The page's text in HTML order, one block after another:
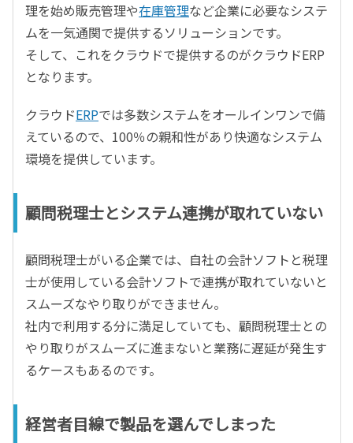
理を始め販売管理や在庫管理など企業に必要なシステ
ムを一気通関で提供するソリューションです。
そして、これをクラウドで提供するのがクラウドERP
となります。
クラウドERPでは多数システムをオールインワンで備
えているので、100％の親和性があり快適なシステム
環境を提供しています。
顧問税理士とシステム連携が取れていない
顧問税理士がいる企業では、自社の会計ソフトと税理
士が使用している会計ソフトで連携が取れていないと
スムーズなやり取りができません。
社内で利用する分に満足していても、顧問税理士との
やり取りがスムーズに進まないと業務に遅延が発生す
るケースもあるのです。
経営者目線で製品を選んでしまった